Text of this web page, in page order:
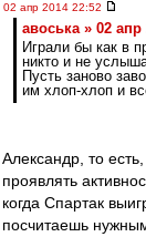
02 апр 2014 22:52
авоська » 02 апр
Играли бы как в
никто и не
Пусть заново
им хлоп-хлоп и
Александр, то
проявлять
когда Спартак
посчитаешь